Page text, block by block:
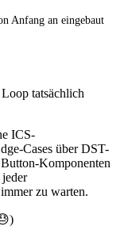
Anfang an eingebaut
tatsächlich
ICS-
Cases über DST-
Komponenten
zu warten.